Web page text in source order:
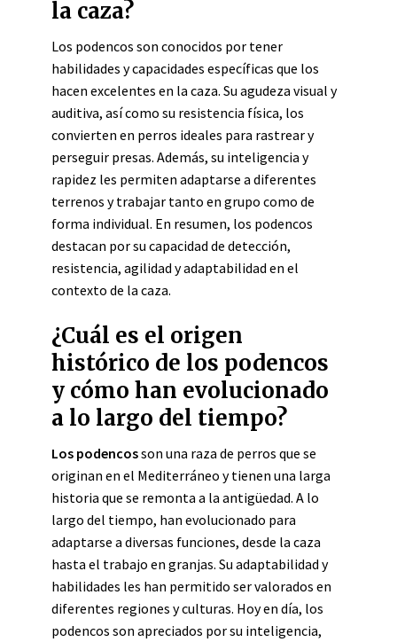
la caza?
Los podencos son conocidos por tener
habilidades y capacidades específicas que los
hacen excelentes en la caza. Su agudeza visual y
auditiva, así como su resistencia física, los
convierten en perros ideales para rastrear y
perseguir presas. Además, su inteligencia y
rapidez les permiten adaptarse a diferentes
terrenos y trabajar tanto en grupo como de
forma individual. En resumen, los podencos
destacan por su capacidad de detección,
resistencia, agilidad y adaptabilidad en el
contexto de la caza.
¿Cuál es el origen
histórico de los podencos
y cómo han evolucionado
a lo largo del tiempo?
Los podencosson una raza de perros que se
originan en el Mediterráneo y tienen una larga
historia que se remonta a la antigüedad. A lo
largo del tiempo, han evolucionado para
adaptarse a diversas funciones, desde la caza
hasta el trabajo en granjas. Su adaptabilidad y
habilidades les han permitido ser valorados en
diferentes regiones y culturas. Hoy en día, los
podencos son apreciados por su inteligencia,